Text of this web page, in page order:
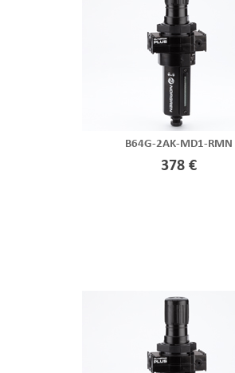
B64G-2AK-MD1-RMN
378 €